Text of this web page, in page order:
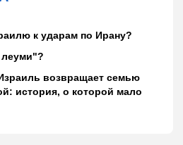
к ударам по Ирану?
леуми"?
возвращает семью
история, о которой мало